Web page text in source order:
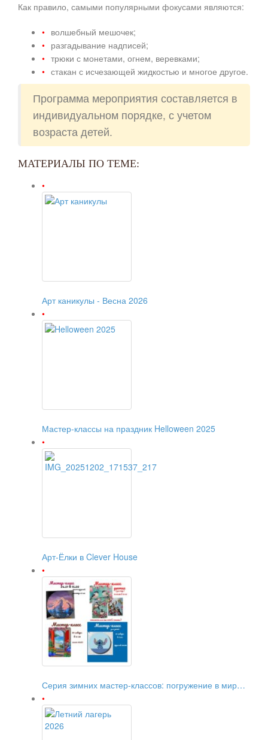
Как правило, самыми популярными фокусами являются:
волшебный мешочек;
разгадывание надписей;
трюки с монетами, огнем, веревками;
стакан с исчезающей жидкостью и многое другое.
Программа мероприятия составляется в
индивидуальном порядке, с учетом
возраста детей.
МАТЕРИАЛЫ ПО ТЕМЕ:
Арт каникулы - Весна 2026
Мастер-классы на праздник Helloween 2025
Арт-Ёлки в Clever House
Серия зимних мастер-классов: погружение в мир…